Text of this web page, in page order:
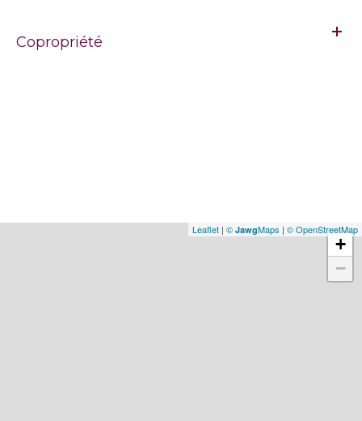
Copropriété
+
−
Leaflet | © JawgMaps | © OpenStreetMap